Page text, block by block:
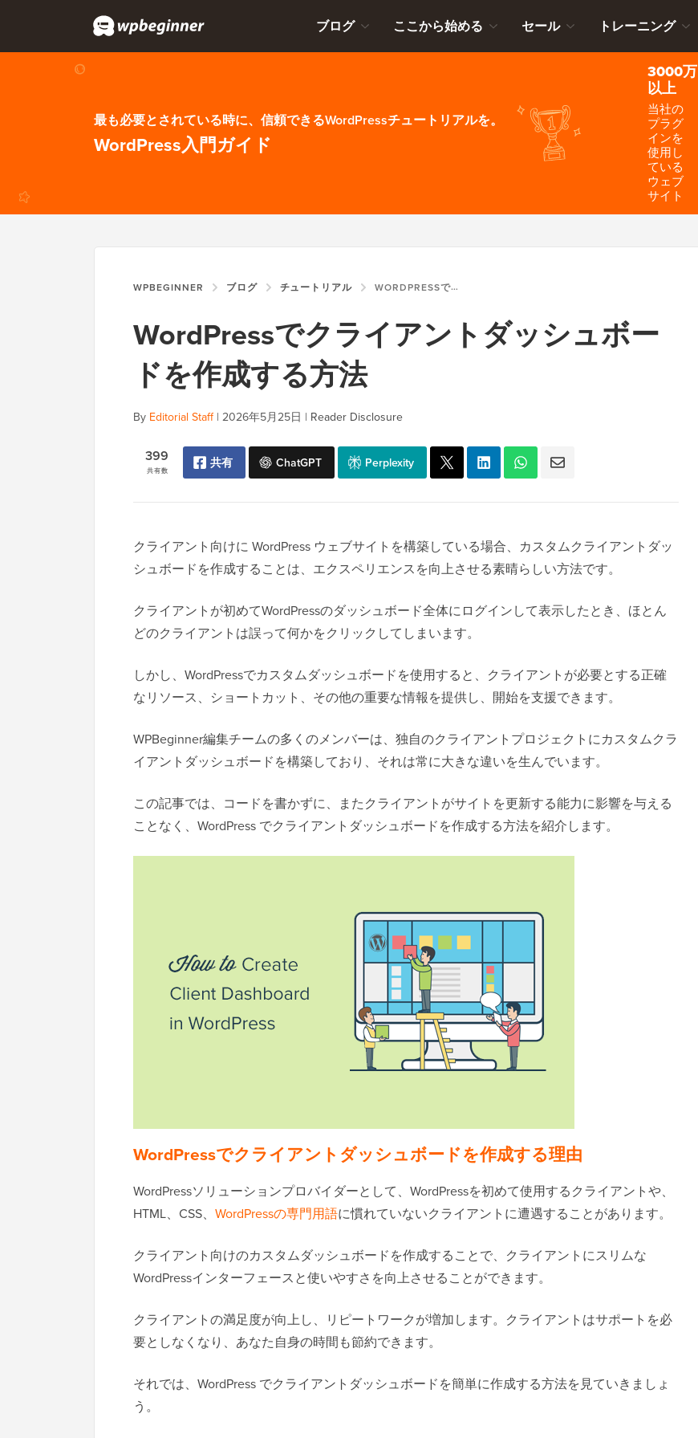
ブログ ここから始める セール トレーニング
最も必要とされている時に、信頼できるWordPressチュートリアルを。
WordPress入門ガイド
3000万
以上
当社の
プラグ
インを
使用し
ている
ウェブ
サイト
WPBEGINNER ブログ チュートリアル WORDPRESSでクライアントダッシュボードを作成する方法
WordPressでクライアントダッシュボー
ドを作成する方法
By Editorial Staff| 2026年5月25日 | Reader Disclosure
共有数
399 共有 ChatGPT Perplexity
クライアント向けに WordPress ウェブサイトを構築している場合、カスタムクライアントダッ
シュボードを作成することは、エクスペリエンスを向上させる素晴らしい方法です。
クライアントが初めてWordPressのダッシュボード全体にログインして表示したとき、ほとん
どのクライアントは誤って何かをクリックしてしまいます。
しかし、WordPressでカスタムダッシュボードを使用すると、クライアントが必要とする正確
なリソース、ショートカット、その他の重要な情報を提供し、開始を支援できます。
WPBeginner編集チームの多くのメンバーは、独自のクライアントプロジェクトにカスタムクラ
イアントダッシュボードを構築しており、それは常に大きな違いを生んでいます。
この記事では、コードを書かずに、またクライアントがサイトを更新する能力に影響を与える
ことなく、WordPress でクライアントダッシュボードを作成する方法を紹介します。
WordPressでクライアントダッシュボードを作成する理由
WordPressソリューションプロバイダーとして、WordPressを初めて使用するクライアントや、
HTML、CSS、 WordPressの専門用語に慣れていないクライアントに遭遇することがあります。
クライアント向けのカスタムダッシュボードを作成することで、クライアントにスリムな
WordPressインターフェースと使いやすさを向上させることができます。
クライアントの満足度が向上し、リピートワークが増加します。クライアントはサポートを必
要としなくなり、あなた自身の時間も節約できます。
それでは、WordPress でクライアントダッシュボードを簡単に作成する方法を見ていきましょ
う。